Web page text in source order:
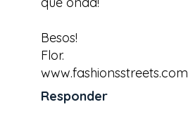
Besos!
Flor.
www.fashionsstreets.com
Responder